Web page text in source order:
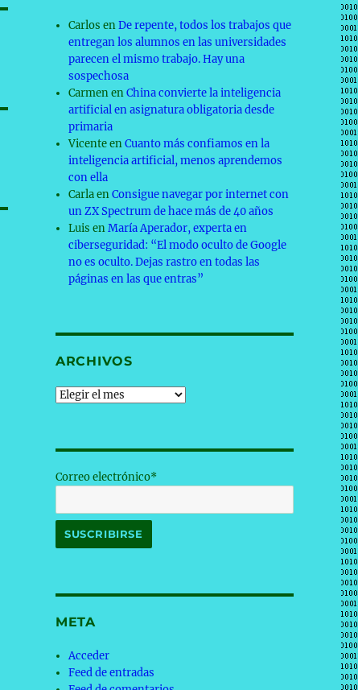
Carlos enDe repente, todos los trabajos que
entregan los alumnos en las universidades
parecen el mismo trabajo. Hay una
sospechosa
CarmenenChina convierte la inteligencia
artificial en asignatura obligatoria desde
primaria
VicenteenCuanto más confiamos en la
inteligencia artificial, menos aprendemos
con ella
CarlaenConsigue navegar por internet con
un ZX Spectrum de hace más de 40 años
Luis enMaría Aperador, experta en
ciberseguridad: “El modo oculto de Google
no es oculto. Dejas rastro en todas las
páginas en las que entras”
ARCHIVOS
Archivos
Correo electrónico*
META
Acceder
Feed de entradas